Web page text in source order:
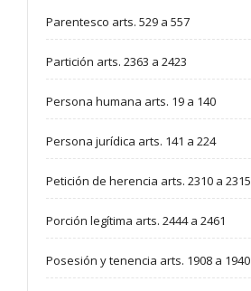
Parentesco arts. 529 a 557
Partición arts. 2363 a 2423
Persona humana arts. 19 a 140
Persona jurídica arts. 141 a 224
Petición de herencia arts. 2310 a 2315
Porción legítima arts. 2444 a 2461
Posesión y tenencia arts. 1908 a 1940